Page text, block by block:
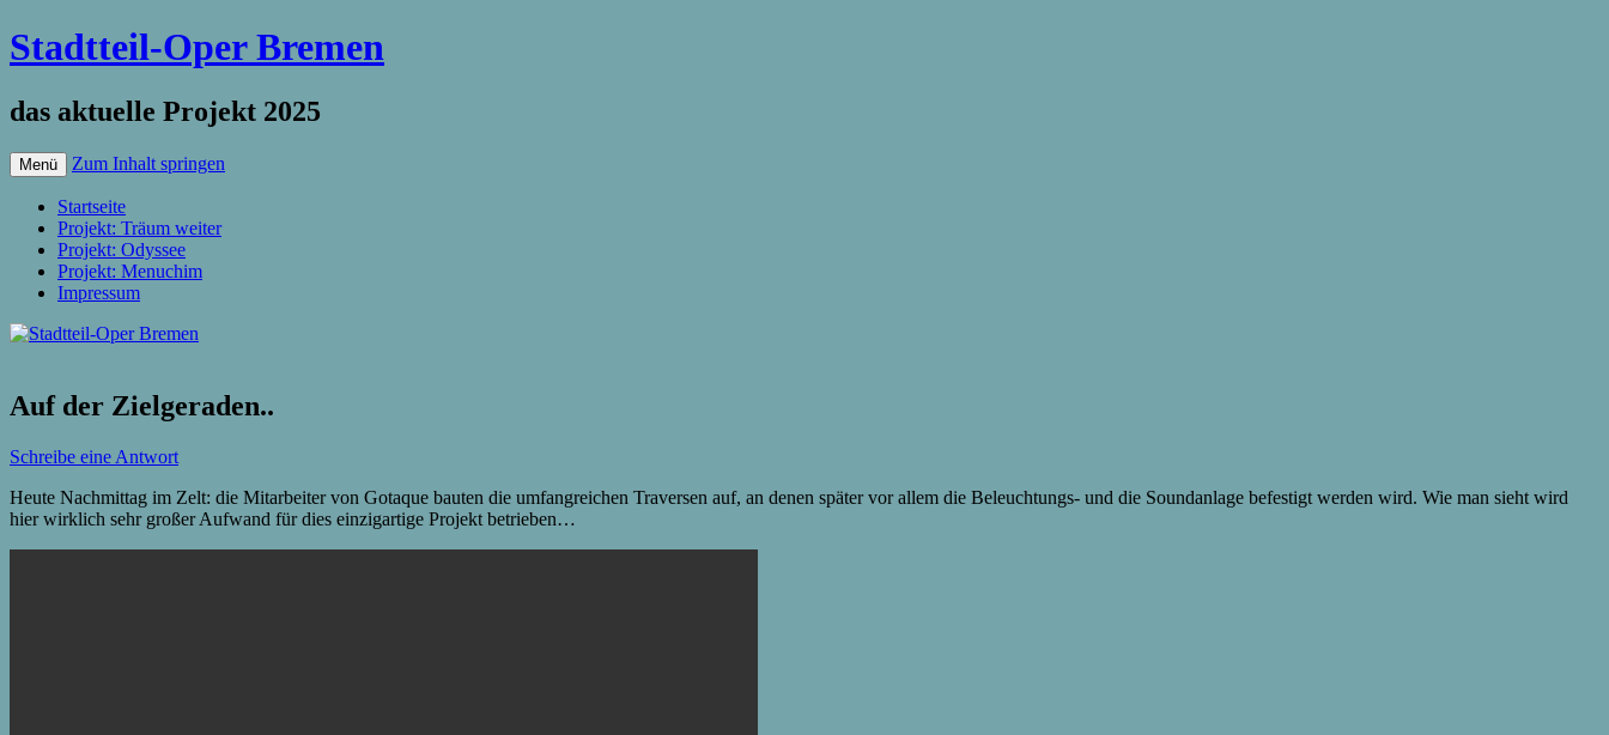
Stadtteil-Oper Bremen
das aktuelle Projekt 2025
Menü Zum Inhalt springen
Startseite
Projekt: Träum weiter
Projekt: Odyssee
Projekt: Menuchim
Impressum
Auf der Zielgeraden..
Schreibe eine Antwort
Heute Nachmittag im Zelt: die Mitarbeiter von Gotaque bauten die umfangreichen Traversen auf, an denen später vor allem die Beleuchtungs- und die Soundanlage befestigt werden wird. Wie man sieht wird
hier wirklich sehr großer Aufwand für dies einzigartige Projekt betrieben…